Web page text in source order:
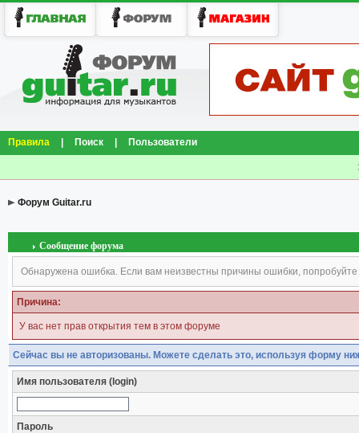
Правила Поиск Пользователи
Форум Guitar.ru
Сообщение форума
Обнаружена ошибка. Если вам неизвестны причины ошибки, попробуйте
Причина:
У вас нет прав открытия тем в этом форуме
Сейчас вы не авторизованы. Можете сделать это, используя форму
Имя пользователя (login)
Пароль